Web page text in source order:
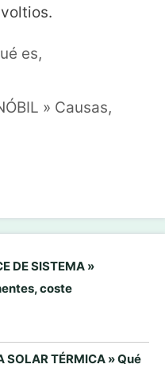
es,
» Causas,
DE SISTEMA »
coste
SOLAR TÉRMICA » Qué